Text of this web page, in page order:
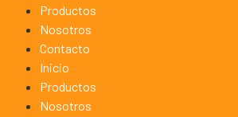
Productos
Nosotros
Contacto
Inicio
Productos
Nosotros